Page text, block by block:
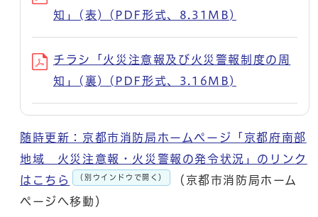
知」(表) (PDF形式、8.31MB)
チラシ「火災注意報及び火災警報制度の周
知」(裏) (PDF形式、3.16MB)
随時更新：京都市消防局ホームページ「京都府南部
地域 火災注意報・火災警報の発令状況」のリンク
はこちら
（別ウインドウで開く）
（京都市消防局ホーム
ページへ移動）